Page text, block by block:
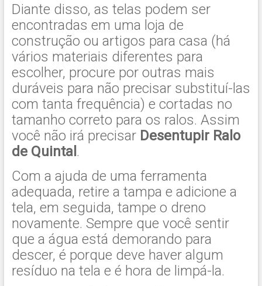
Diante disso, as telas podem ser
encontradas em uma loja de
construção ou artigos para casa (há
vários materiais diferentes para
escolher, procure por outras mais
duráveis ​​para não precisar substituí-las
com tanta frequência) e cortadas no
tamanho correto para os ralos. Assim
você não irá precisar Desentupir Ralo
de Quintal .
Com a ajuda de uma ferramenta
adequada, retire a tampa e adicione a
tela, em seguida, tampe o dreno
novamente. Sempre que você sentir
que a água está demorando para
descer, é porque deve haver algum
resíduo na tela e é hora de limpá-la.